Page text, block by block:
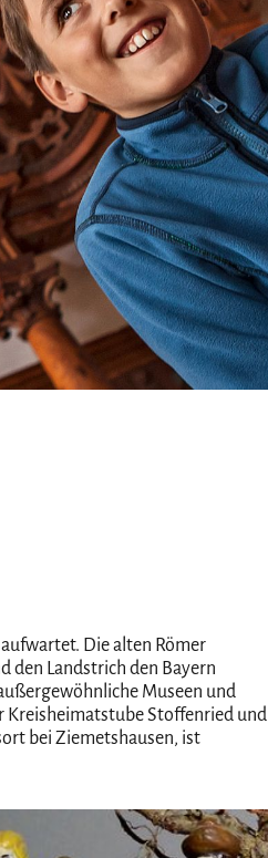
Die alten Römer
den Landstrich den Bayern
Museen und
Kreisheimatstube Stoffenried und
bei Ziemetshausen, ist